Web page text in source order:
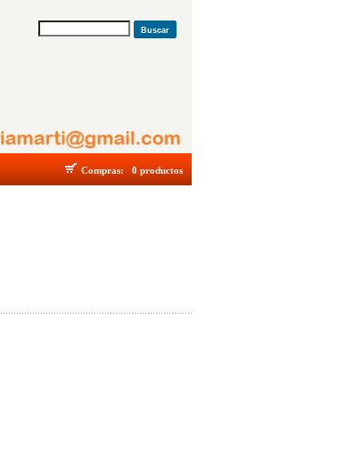
Buscar
Compras: 0 productos